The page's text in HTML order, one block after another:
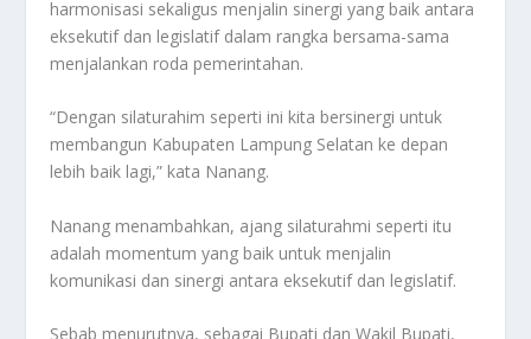
harmonisasi sekaligus menjalin sinergi yang baik antara
eksekutif dan legislatif dalam rangka bersama-sama
menjalankan roda pemerintahan.
“Dengan silaturahim seperti ini kita bersinergi untuk
membangun Kabupaten Lampung Selatan ke depan
lebih baik lagi,” kata Nanang.
Nanang menambahkan, ajang silaturahmi seperti itu
adalah momentum yang baik untuk menjalin
komunikasi dan sinergi antara eksekutif dan legislatif.
Sebab menurutnya, sebagai Bupati dan Wakil Bupati,